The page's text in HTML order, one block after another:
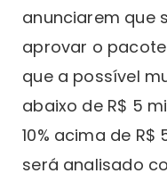
anunciarem que
aprovar o
que a possível
abaixo de R$ 5
10% acima de
será analisado